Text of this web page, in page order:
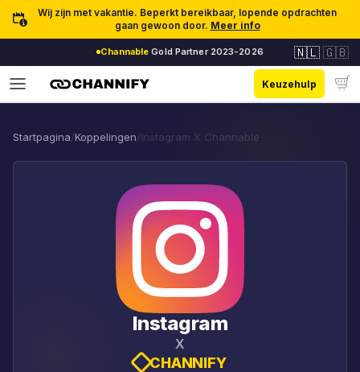
Ga naar inhoudWij zijn met vakantie. Beperkt bereikbaar, lopende opdrachten
gaan gewoon door. Meer info
Channable Gold Partner 2023-2026 🇳🇱 🇬🇧
Keuzehulp
Startpagina/Koppelingen/Instagram X Channable
Instagram
X
CHANNIFY